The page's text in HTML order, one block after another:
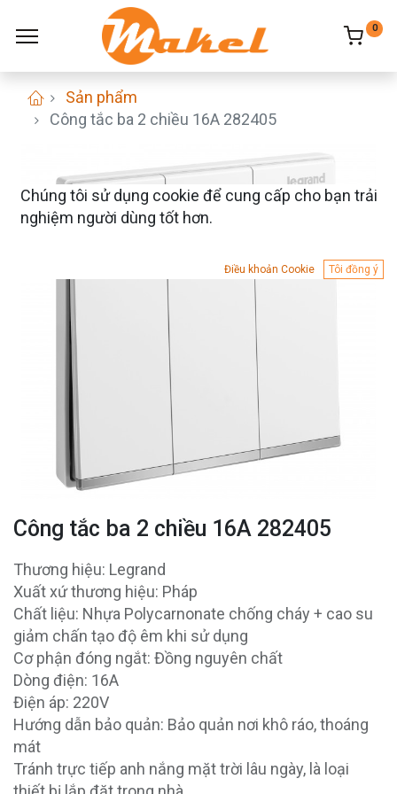
0
Sản phẩm
Công tắc ba 2 chiều 16A 282405
Công tắc ba 2 chiều 16A 282405
Thương hiệu: Legrand
Xuất xứ thương hiệu: Pháp
Chất liệu: Nhựa Polycarnonate chống cháy + cao su
giảm chấn tạo độ êm khi sử dụng
Cơ phận đóng ngắt: Đồng nguyên chất
Dòng điện: 16A
Điện áp: 220V
Hướng dẫn bảo quản: Bảo quản nơi khô ráo, thoáng
mát
Tránh trực tiếp anh nắng mặt trời lâu ngày, là loại
Chúng tôi sử dụng cookie để cung cấp cho bạn trải
nghiệm người dùng tốt hơn.
Điều khoản Cookie Tôi đồng ý